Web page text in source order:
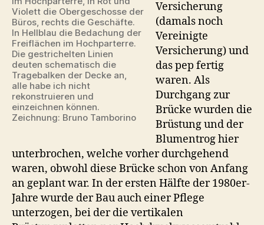
Violett die Obergeschosse der
Büros, rechts die Geschäfte.
In Hellblau die Bedachung der
Freiflächen im Hochparterre.
Die gestrichelten Linien
deuten schematisch die
Tragebalken der Decke an,
alle habe ich nicht
rekonstruieren und
einzeichnen können.
Zeichnung: Bruno Tamborino
Versicherung
(damals noch
Vereinigte
Versicherung) und
das pep fertig
waren. Als
Durchgang zur
Brücke wurden die
Brüstung und der
Blumentrog hier
unterbrochen, welche vorher durchgehend
waren, obwohl diese Brücke schon von Anfang
an geplant war. In der ersten Hälfte der 1980er-
Jahre wurde der Bau auch einer Pflege
unterzogen, bei der die vertikalen